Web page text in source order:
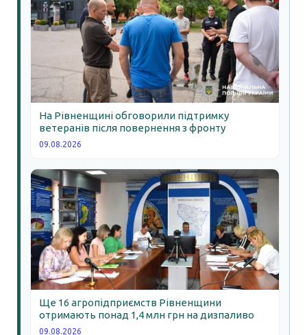
На Рівненщині обговорили підтримку
ветеранів після повернення з фронту
09.08.2026
Ще 16 агропідприємств Рівненщини
отримають понад 1,4 млн грн на дизпаливо
09.08.2026